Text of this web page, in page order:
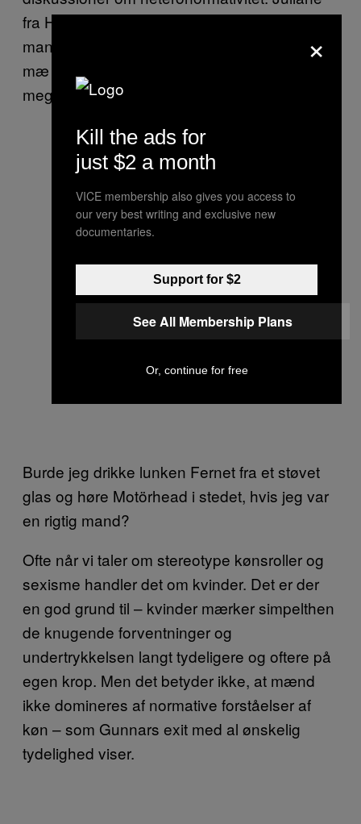
fra Holstebro mener i hvert fald, at en rigtig
mand “han ska’ ka’ skyde et dyr, og slæve’n
mæ hjem”. Og i den kønsrolle er der nok ikke
meget plads til lyserød fondant.
Burde jeg drikke lunken Fernet fra et støvet
glas og høre Motörhead i stedet, hvis jeg var
en rigtig mand?
Ofte når vi taler om stereotype kønsroller og
sexisme handler det om kvinder. Det er der
en god grund til – kvinder mærker simpelthen
de knugende forventninger og
undertrykkelsen langt tydeligere og oftere på
egen krop. Men det betyder ikke, at mænd
ikke domineres af normative forståelser af
køn – som Gunnars exit med al ønskelig
tydelighed viser.
×
Kill the ads for
just $2 a month
VICE membership also gives you access to
our very best writing and exclusive new
documentaries.
Support for $2
See All Membership Plans
Or, continue for free